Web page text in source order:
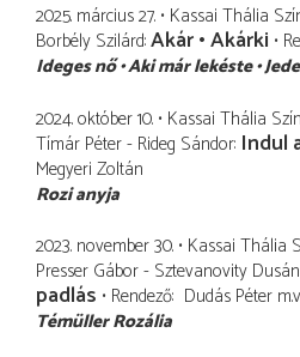
2025. március 27. Kassai Thália
Borbély Szilárd Akár • Akárki
Ideges nő Aki már lekéste
2024. október 10. Kassai Thália
Tímár Péter - Rideg Sándor Indul
Megyeri Zoltán
Rozi anyja
2023. november 30. Kassai Thália
Presser Gábor - Sztevanovity
padlás Rendező Dudás Péter
Témüller Rozália